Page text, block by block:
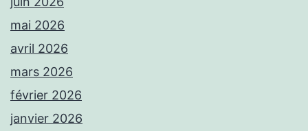
mai 2026
avril 2026
mars 2026
février 2026
janvier 2026